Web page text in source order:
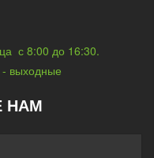
с 8:00 до 16:30.
НАМ